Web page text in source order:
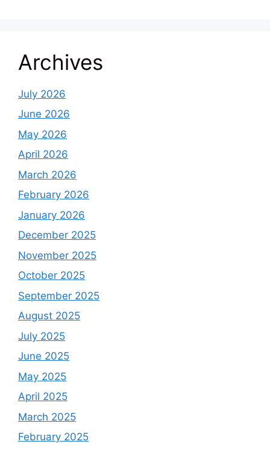
Archives
July 2026
June 2026
May 2026
April 2026
March 2026
February 2026
January 2026
December 2025
November 2025
October 2025
September 2025
August 2025
July 2025
June 2025
May 2025
April 2025
March 2025
February 2025